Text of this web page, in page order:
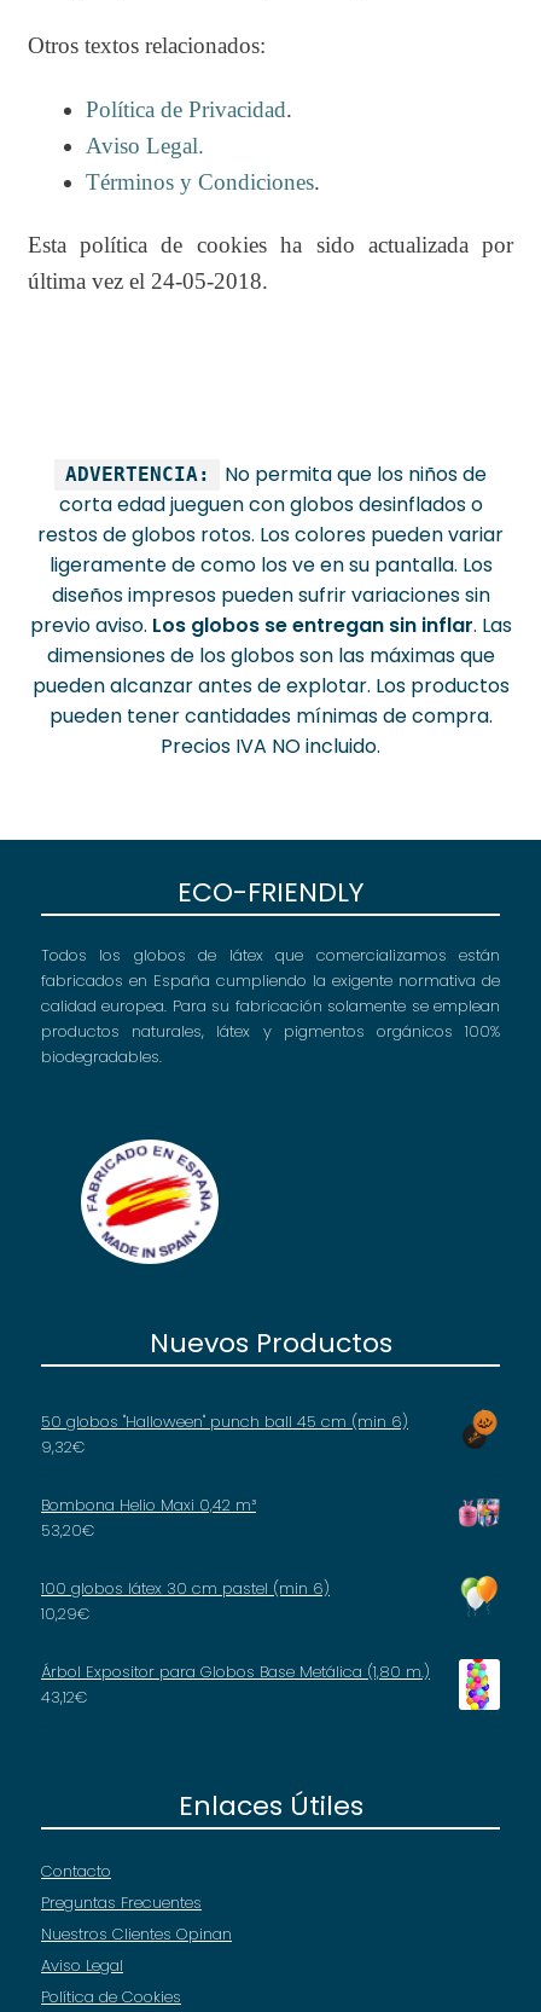
Otros textos relacionados:
Política de Privacidad.
Aviso Legal.
Términos y Condiciones.
Esta política de cookies ha sido actualizada por
última vez el 24-05-2018.
ADVERTENCIA:
No permita que los niños de
corta edad jueguen con globos desinflados o
restos de globos rotos. Los colores pueden variar
ligeramente de como los ve en su pantalla. Los
diseños impresos pueden sufrir variaciones sin
previo aviso. Los globos se entregan sin inflar. Las
dimensiones de los globos son las máximas que
pueden alcanzar antes de explotar. Los productos
pueden tener cantidades mínimas de compra.
Precios IVA NO incluido.
ECO-FRIENDLY
Todos los globos de látex que comercializamos están
fabricados en España cumpliendo la exigente normativa de
calidad europea. Para su fabricación solamente se emplean
productos naturales, látex y pigmentos orgánicos 100%
biodegradables.
Nuevos Productos
50 globos "Halloween" punch ball 45 cm (min 6)
9,32€
Bombona Helio Maxi 0,42 m³
53,20€
100 globos látex 30 cm pastel (min 6)
10,29€
Árbol Expositor para Globos Base Metálica (1,80 m.)
43,12€
Enlaces Útiles
Contacto
Preguntas Frecuentes
Nuestros Clientes Opinan
Aviso Legal
Política de Cookies